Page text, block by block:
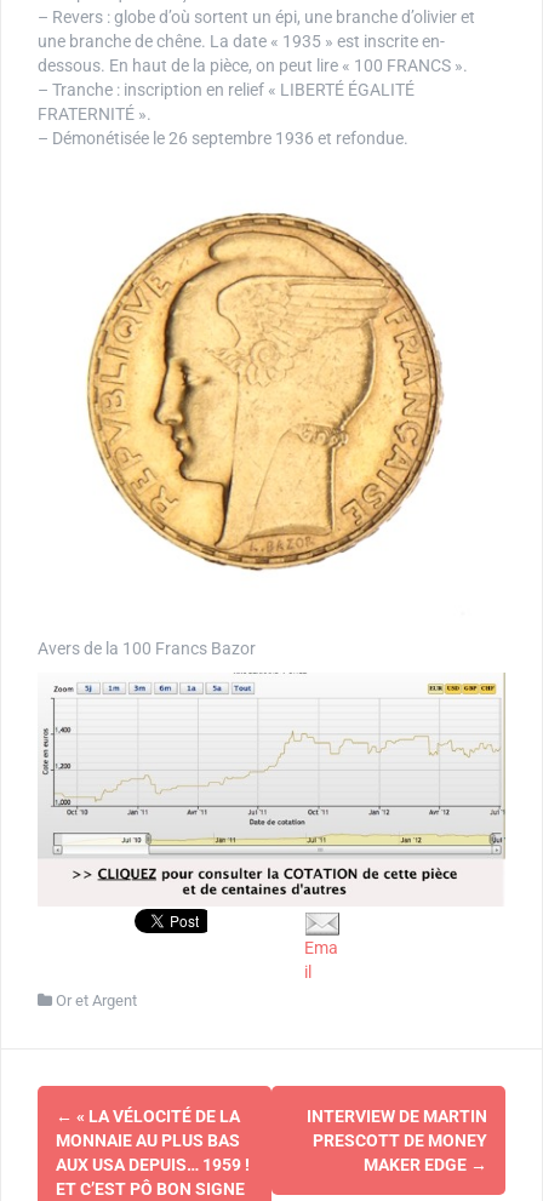
– Revers : globe d’où sortent un épi, une branche d’olivier et
une branche de chêne. La date « 1935 » est inscrite en-
dessous. En haut de la pièce, on peut lire « 100 FRANCS ».
– Tranche : inscription en relief « LIBERTÉ ÉGALITÉ
FRATERNITÉ ».
– Démonétisée le 26 septembre 1936 et refondue.
Avers de la 100 Francs Bazor
Ema
il
Or et Argent
Navigation
d'article
← « LA VÉLOCITÉ DE LA
MONNAIE AU PLUS BAS
AUX USA DEPUIS… 1959 !
ET C’EST PÔ BON SIGNE
INTERVIEW DE MARTIN
PRESCOTT DE MONEY
MAKER EDGE →